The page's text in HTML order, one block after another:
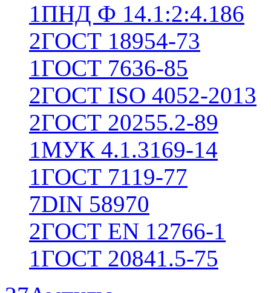
1ПНД Ф 14.1:2:4.186
2ГОСТ 18954-73
1ГОСТ 7636-85
2ГОСТ ISO 4052-2013
2ГОСТ 20255.2-89
1МУК 4.1.3169-14
1ГОСТ 7119-77
7DIN 58970
2ГОСТ EN 12766-1
1ГОСТ 20841.5-75